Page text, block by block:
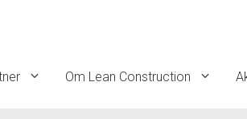
Om Lean Construction